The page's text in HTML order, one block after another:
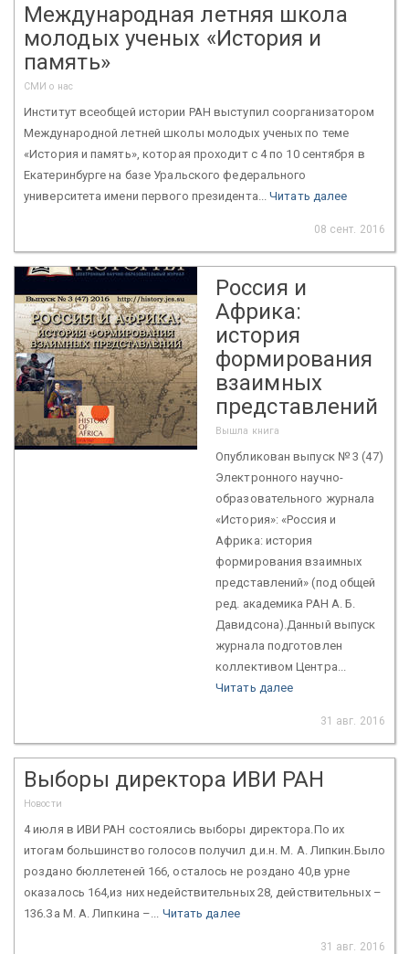
Международная летняя школа
молодых ученых «История и
память»
СМИ о нас
Институт всеобщей истории РАН выступил соорганизатором
Международной летней школы молодых ученых по теме
«История и память», которая проходит с 4 по 10 сентября в
Екатеринбурге на базе Уральского федерального
университета имени первого президента...Читать далее
08 сент. 2016
Россия и
Африка:
история
формирования
взаимных
представлений
Вышла книга
Опубликован выпуск № 3 (47)
Электронного научно-
образовательного журнала
«История»: «Россия и
Африка: история
формирования взаимных
представлений» (под общей
ред. академика РАН А. Б.
Давидсона).Данный выпуск
журнала подготовлен
коллективом Центра...
Читать далее
31 авг. 2016
Выборы директора ИВИ РАН
Новости
4 июля в ИВИ РАН состоялись выборы директора.По их
итогам большинство голосов получил д.и.н. М. А. Липкин.Было
роздано бюллетеней 166, осталось не роздано 40,в урне
оказалось 164,из них недействительных 28, действительных –
136.За М. А. Липкина –... Читать далее
31 авг. 2016